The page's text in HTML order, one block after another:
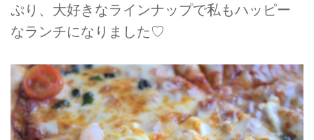
ぷり、大好きなラインナップで私もハッピー
なランチになりました♡